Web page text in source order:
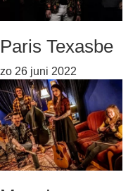
Paris Texasbe
zo 26 juni 2022